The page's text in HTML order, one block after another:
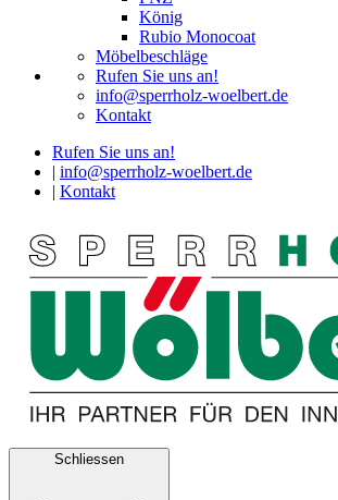
König
Rubio Monocoat
Möbelbeschläge
Rufen Sie uns an!
info@sperrholz-woelbert.de
Kontakt
Rufen Sie uns an!
info@sperrholz-woelbert.de
Kontakt
Schliessen